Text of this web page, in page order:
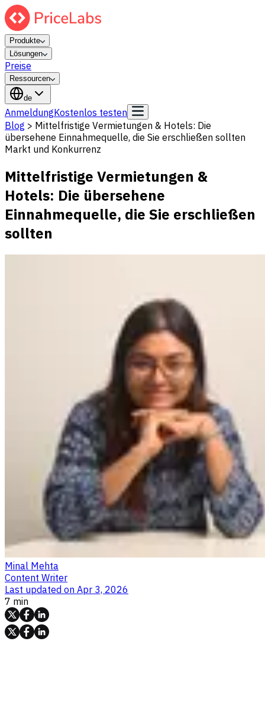
Produkte
Lösungen
Preise
Ressourcen
de
AnmeldungKostenlos testen
Blog > Mittelfristige Vermietungen & Hotels: Die
übersehene Einnahmequelle, die Sie erschließen sollten
Markt und Konkurrenz
Mittelfristige Vermietungen &
Hotels: Die übersehene
Einnahmequelle, die Sie erschließen
sollten
Minal Mehta
Content Writer
Last updated on Apr 3, 2026
7 min